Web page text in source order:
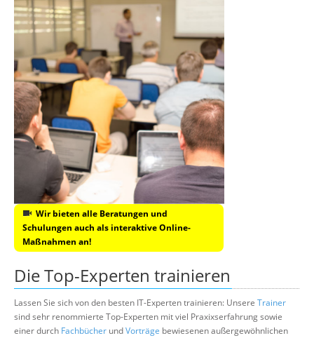
Wir bieten alle Beratungen und
Schulungen auch als interaktive Online-
Maßnahmen an!
Die Top-Experten trainieren
Lassen Sie sich von den besten IT-Experten trainieren: Unsere Trainer
sind sehr renommierte Top-Experten mit viel Praxixserfahrung sowie
einer durch Fachbücher undVorträge bewiesenen außergewöhnlichen